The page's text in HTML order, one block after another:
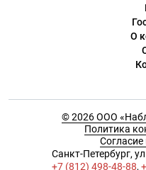
О
© 2026 ООО
Политика
Cанкт-Петербург,
+7 (812) 498-48-88,